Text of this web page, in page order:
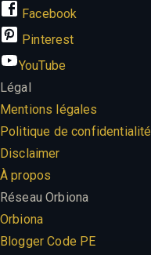
Facebook
Pinterest
YouTube
Légal
Mentions légales
Politique de confidentialité
Disclaimer
À propos
Réseau Orbiona
Orbiona
Blogger Code PE